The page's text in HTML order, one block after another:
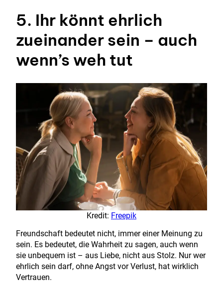
5. Ihr könnt ehrlich
zueinander sein – auch
wenn’s weh tut
Kredit: Freepik
Freundschaft bedeutet nicht, immer einer Meinung zu
sein. Es bedeutet, die Wahrheit zu sagen, auch wenn
sie unbequem ist – aus Liebe, nicht aus Stolz. Nur wer
ehrlich sein darf, ohne Angst vor Verlust, hat wirklich
Vertrauen.